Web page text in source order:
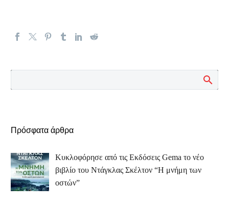
Πρόσφατα άρθρα
Κυκλοφόρησε από τις Εκδόσεις Gema το νέο
βιβλίο του Ντάγκλας Σκέλτον “Η μνήμη των
οστών”